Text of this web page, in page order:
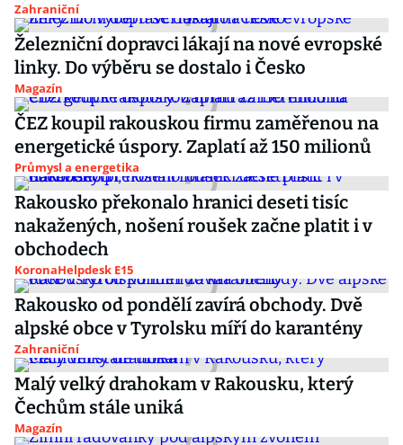
Zahraniční
Železniční dopravci lákají na nové evropské
linky. Do výběru se dostalo i Česko
Magazín
ČEZ koupil rakouskou firmu zaměřenou na
energetické úspory. Zaplatí až 150 milionů
Průmysl a energetika
Rakousko překonalo hranici deseti tisíc
nakažených, nošení roušek začne platit i v
obchodech
KoronaHelpdesk E15
Rakousko od pondělí zavírá obchody. Dvě
alpské obce v Tyrolsku míří do karantény
Zahraniční
Malý velký drahokam v Rakousku, který
Čechům stále uniká
Magazín